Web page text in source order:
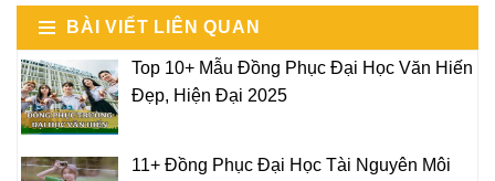
BÀI VIẾT LIÊN QUAN
Top 10+ Mẫu Đồng Phục Đại Học Văn Hiến
Đẹp, Hiện Đại 2025
11+ Đồng Phục Đại Học Tài Nguyên Môi